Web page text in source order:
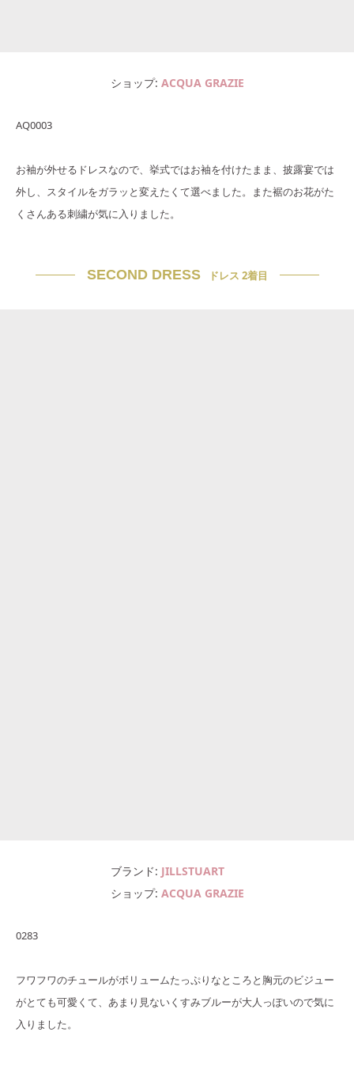
ショップ ACQUA GRAZIE
AQ0003
お袖が外せるドレスなので、挙式ではお袖を付けたまま、披露宴では
外し、スタイルをガラッと変えたくて選べました。また裾のお花がた
くさんある刺繍が気に入りました。
SECOND DRESS ドレス 2着目
ブランド JILLSTUART
ショップ ACQUA GRAZIE
0283
フワフワのチュールがボリュームたっぷりなところと胸元のビジュー
がとても可愛くて、あまり見ないくすみブルーが大人っぽいので気に
入りました。